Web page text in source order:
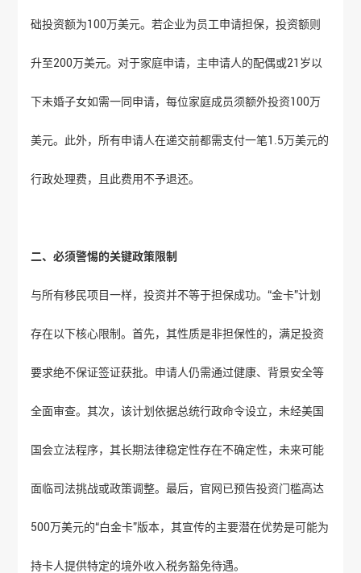
础投资额为100万美元。若企业为员工申请担保，投资额则
升至200万美元。对于家庭申请，主申请人的配偶或21岁以
下未婚子女如需一同申请，每位家庭成员须额外投资100万
美元。此外，所有申请人在递交前都需支付一笔1.5万美元的
行政处理费，且此费用不予退还。
二、必须警惕的关键政策限制
与所有移民项目一样，投资并不等于担保成功。“金卡”计划
存在以下核心限制。首先，其性质是非担保性的，满足投资
要求绝不保证签证获批。申请人仍需通过健康、背景安全等
全面审查。其次，该计划依据总统行政命令设立，未经美国
国会立法程序，其长期法律稳定性存在不确定性，未来可能
面临司法挑战或政策调整。最后，官网已预告投资门槛高达
500万美元的“白金卡”版本，其宣传的主要潜在优势是可能为
持卡人提供特定的境外收入税务豁免待遇。